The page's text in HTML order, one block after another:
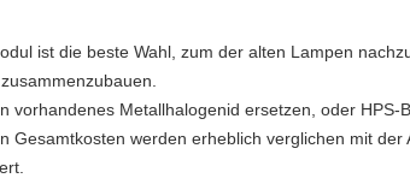
ist die beste Wahl, zum der alten Lampen
vorhandenes Metallhalogenid ersetzen, oder HPS-
Gesamtkosten werden erheblich verglichen mit der